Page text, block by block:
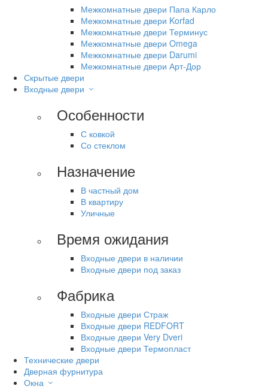
Межкомнатные двери Папа Карло
Межкомнатные двери Korfad
Межкомнатные двери Терминус
Межкомнатные двери Omega
Межкомнатные двери Darumi
Межкомнатные двери Арт-Дор
Скрытые двери
Входные двери
Особенности
С ковкой
Со стеклом
Назначение
В частный дом
В квартиру
Уличные
Время ожидания
Входные двери в наличии
Входные двери под заказ
Фабрика
Входные двери Страж
Входные двери REDFORT
Входные двери Very Dveri
Входные двери Термопласт
Технические двери
Дверная фурнитура
Окна